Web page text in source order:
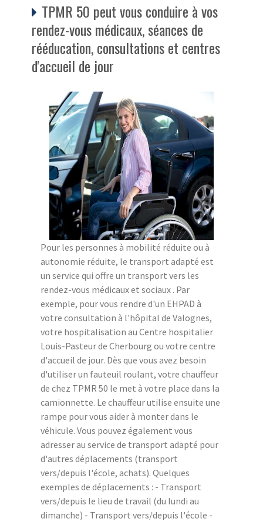
TPMR 50 peut vous conduire à vos
rendez-vous médicaux, séances de
rééducation, consultations et centres
d'accueil de jour
Pour les personnes à mobilité réduite ou à
autonomie réduite, le transport adapté est
un service qui offre un transport vers les
rendez-vous médicaux et sociaux . Par
exemple, pour vous rendre d'un EHPAD à
votre consultation à l'hôpital de Valognes,
votre hospitalisation au Centre hospitalier
Louis-Pasteur de Cherbourg ou votre centre
d'accueil de jour. Dès que vous avez besoin
d'utiliser un fauteuil roulant, votre chauffeur
de chez TPMR 50 le met à votre place dans la
camionnette. Le chauffeur utilise ensuite une
rampe pour vous aider à monter dans le
véhicule. Vous pouvez également vous
adresser au service de transport adapté pour
d'autres déplacements (transport
vers/depuis l'école, achats). Quelques
exemples de déplacements : - Transport
vers/depuis le lieu de travail (du lundi au
dimanche) - Transport vers/depuis l'école -